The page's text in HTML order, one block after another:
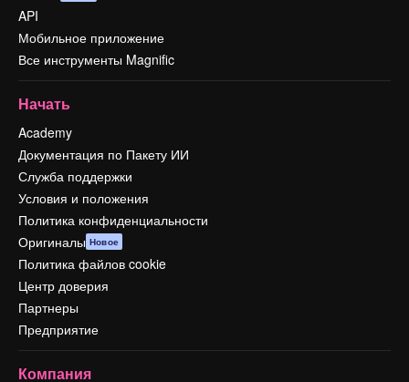
API
Мобильное приложение
Все инструменты Magnific
Начать
Academy
Документация по Пакету ИИ
Служба поддержки
Условия и положения
Политика конфиденциальности
Оригиналы Новое
Политика файлов cookie
Центр доверия
Партнеры
Предприятие
Компания